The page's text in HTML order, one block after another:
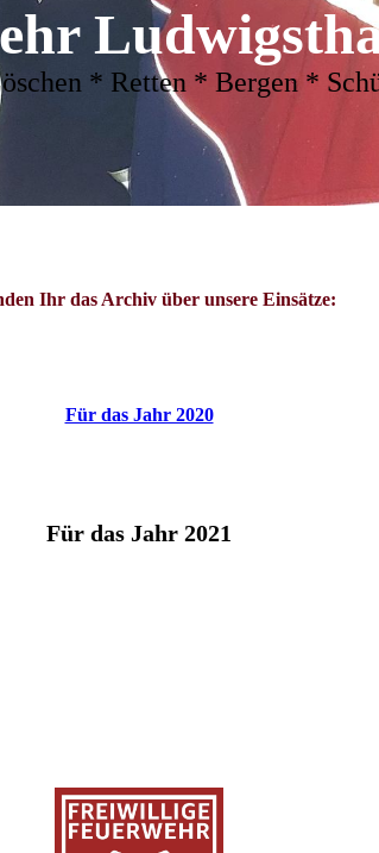
* Retten * Bergen *
Ihr das Archiv über unsere Einsätze:
Für das Jahr 2020
Für das Jahr 2021